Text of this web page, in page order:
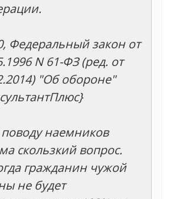
Федеральный закон от
N 61-ФЗ (ред. от
"Об обороне"
наемников
скользкий вопрос.
гражданин чужой
не будет